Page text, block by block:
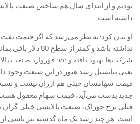
داشته است.
او بیان کرد: به نظر می‌رسد که اگر قیمت
نداشته باشد و کمتر از
یعنی پتانسیل رشد هنوز در این صنعت وجود
قیمت سهامشان خیلی هم ارزان نیست و
جدید بدست می‌آید، قیمت سهام معقول
قبلی نرخ خوراک، صنعت پالایشی خیلی گران
است. هر چند رشد یک ماه گذشته نیز ناشی از